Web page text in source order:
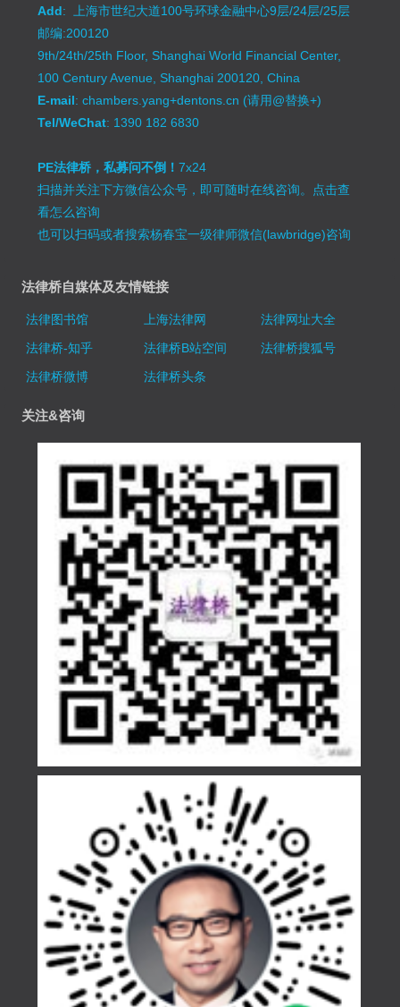
Add: 上海市世纪大道100号环球金融中心9层/24层/25层
邮编:200120
9th/24th/25th Floor, Shanghai World Financial Center,
100 Century Avenue, Shanghai 200120, China
E-mail: chambers.yang+dentons.cn (请用@替换+)
Tel/WeChat: 1390 182 6830
PE法律桥，私募问不倒！7x24
扫描并关注下方微信公众号，即可随时在线咨询。 点击查
看怎么咨询
也可以扫码或者搜索杨春宝一级律师微信(lawbridge)咨询
法律桥自媒体及友情链接
法律图书馆 上海法律网
法律网址大全
法律桥-知乎
法律桥B站空间
法律桥搜狐号
法律桥微博
法律桥头条
关注&咨询